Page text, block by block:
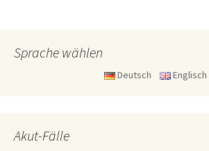
Sprache wählen
Deutsch Englisch
Akut-Fälle